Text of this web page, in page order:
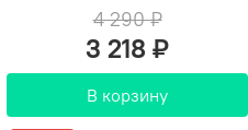
4 290 ₽
3 218 ₽
В корзину